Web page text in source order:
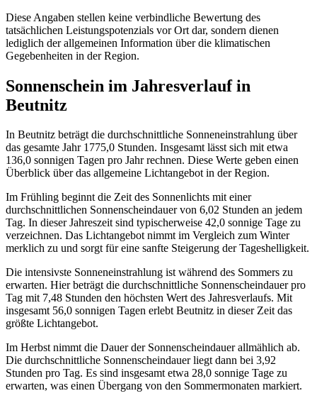
Diese Angaben stellen keine verbindliche Bewertung des
tatsächlichen Leistungspotenzials vor Ort dar, sondern dienen
lediglich der allgemeinen Information über die klimatischen
Gegebenheiten in der Region.
Sonnenschein im Jahresverlauf in
Beutnitz
In Beutnitz beträgt die durchschnittliche Sonneneinstrahlung über
das gesamte Jahr 1775,0 Stunden. Insgesamt lässt sich mit etwa
136,0 sonnigen Tagen pro Jahr rechnen. Diese Werte geben einen
Überblick über das allgemeine Lichtangebot in der Region.
Im Frühling beginnt die Zeit des Sonnenlichts mit einer
durchschnittlichen Sonnenscheindauer von 6,02 Stunden an jedem
Tag. In dieser Jahreszeit sind typischerweise 42,0 sonnige Tage zu
verzeichnen. Das Lichtangebot nimmt im Vergleich zum Winter
merklich zu und sorgt für eine sanfte Steigerung der Tageshelligkeit.
Die intensivste Sonneneinstrahlung ist während des Sommers zu
erwarten. Hier beträgt die durchschnittliche Sonnenscheindauer pro
Tag mit 7,48 Stunden den höchsten Wert des Jahresverlaufs. Mit
insgesamt 56,0 sonnigen Tagen erlebt Beutnitz in dieser Zeit das
größte Lichtangebot.
Im Herbst nimmt die Dauer der Sonnenscheindauer allmählich ab.
Die durchschnittliche Sonnenscheindauer liegt dann bei 3,92
Stunden pro Tag. Es sind insgesamt etwa 28,0 sonnige Tage zu
erwarten, was einen Übergang von den Sommermonaten markiert.